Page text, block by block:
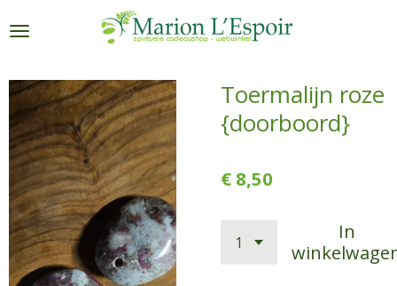
direct
de
hoofdinhoud
Toermalijn roze
{doorboord}
€ 8,50
In